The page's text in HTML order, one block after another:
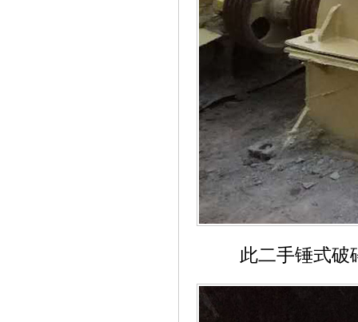
此二手锤式破